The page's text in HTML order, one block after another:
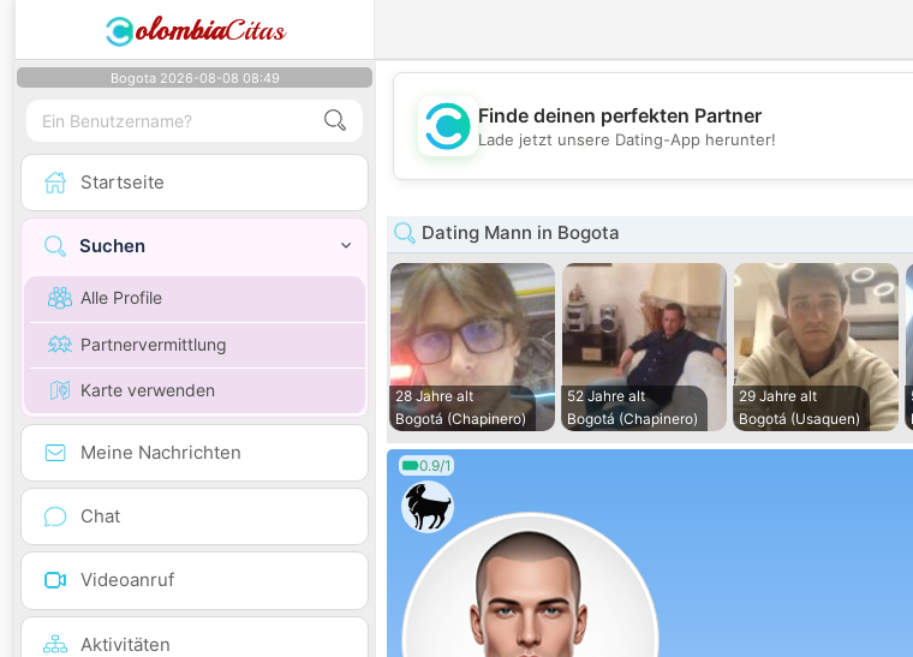
olombiaCitas
Bogota 2026-08-08 08:49
Startseite
Suchen
Alle Profile
Partnervermittlung
Karte verwenden
Meine Nachrichten
Chat
Videoanruf
Aktivitäten
💕
Finde deinen perfekten Partner
Lade jetzt unsere Dating-App herunter!
Dating Mann in Bogota
28 Jahre alt
Bogotá (Chapinero)
52 Jahre alt
Bogotá (Chapinero)
29 Jahre alt
Bogotá (Usaquen)
0.9/1